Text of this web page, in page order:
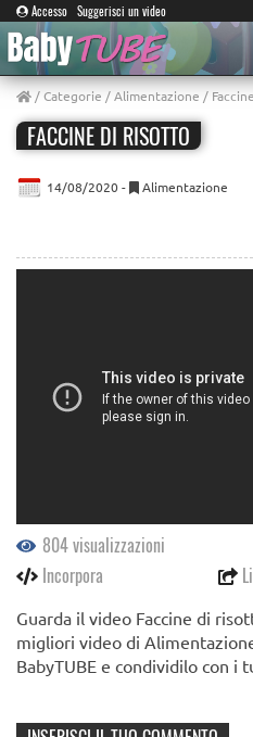
Accesso Suggerisci un video
/Categorie /Alimentazione /
FACCINE DI RISOTTO
14/08/2020 - Alimentazione
804 visualizzazioni
Incorpora
Guarda il video Faccine di
migliori video di
BabyTUBE e condividilo con i